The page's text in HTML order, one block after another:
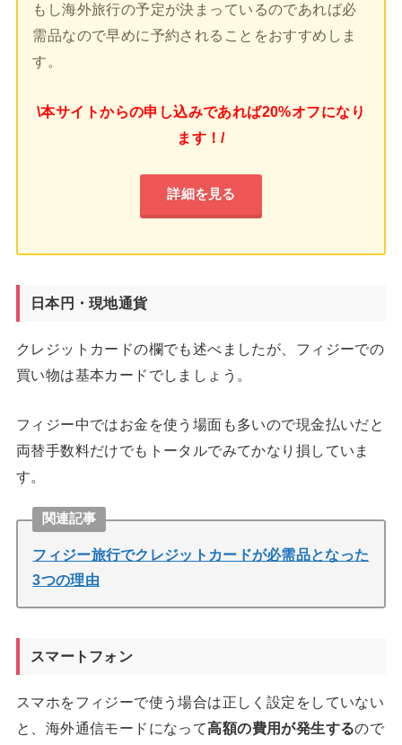
もし海外旅行の予定が決まっているのであれば必
需品なので早めに予約されることをおすすめしま
す。
\本サイトからの申し込みであれば20%オフになり
ます！/
詳細を見る
日本円・現地通貨
クレジットカードの欄でも述べましたが、フィジーでの
買い物は基本カードでしましょう。
フィジー中ではお金を使う場面も多いので現金払いだと
両替手数料だけでもトータルでみてかなり損していま
す。
関連記事
フィジー旅行でクレジットカードが必需品となった
3つの理由
スマートフォン
スマホをフィジーで使う場合は正しく設定をしていない
と、海外通信モードになって高額の費用が発生するので